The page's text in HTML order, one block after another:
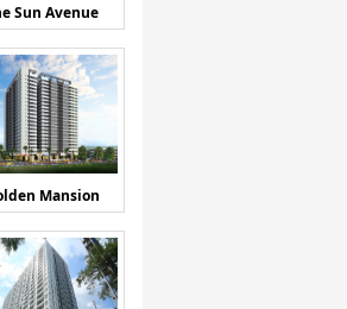
Sun Avenue
Mansion